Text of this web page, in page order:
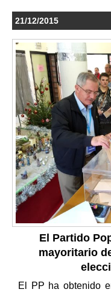
21/12/2015
El Partido
mayoritario
El PP ha obtenido